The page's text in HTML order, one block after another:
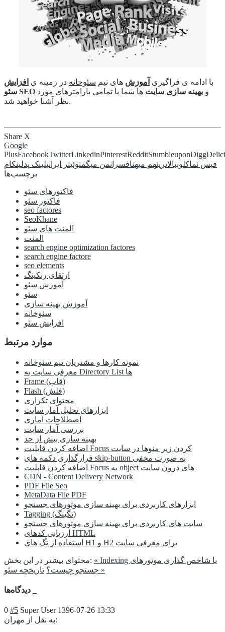
با ادامه ی فراگیری آموزش های تیم سئوخانه در زمینه ی افزایش
سئو SEO
و بهینه سازی سایت ها شما با تمامی پارامترهای مورد
نظر آشنا خواهید شد.
Share X
Google
PlusFacebookTwitterLinkedinPinterestRedditStumbleuponDigg
فیس نماکلوببالاترینهم میهنافسرانمن میگمتوئیتر ایرانیلینک پدلینکام
برچسب‌ها
فاکتورهای سئو
فاکتور سئو
seo factores
SeoKhane
المنت های سئو
المنت
search engine optimization factores
search engine factore
seo elements
ارتقای رنکینگ
آموزش سئو
سئو
آموزش بهینه سازی
سئوخانه
افزایش سئو
موارد مرتبط
نمونه کارها و مشتریان تیم سئوخانه
معرفی سایت به Directory List ها
Frame (قاب)
Flash (فلش)
محتوای تکراری
ابزارهای تحلیل آمار سایت
اصطلاحات آماری
بررسی آمار سایت
بهینه سازی بیش از حد
اضافه کردن قابلیت Focus کردن زیر منوها در سایت
قرارگذاری دکمه های skip-button به صورت مخفی
اضافه کردن قابلیت Focus به object های درون سایت
CDN - Content Delivery Network
PDF File Seo
MetaData File PDF
ابزارهای کاربردی برای بهینه سازی موتورهای جستجو
Tagging (تگینگ)
سایت های کاربردی برای بهینه سازی موتورهای جستجو
ارزیابی کدهای HTML
استفاده از تگ های H1 و H2 برای معرفی سایت
محتوای بیشتر در این بخش: « Indexing یا شاخص گذاری موتورهای
جستجو چیست؟ تاریخچه سئو »
0 #5 Super User 1396-07-26 13:33
به نقل از مهران: